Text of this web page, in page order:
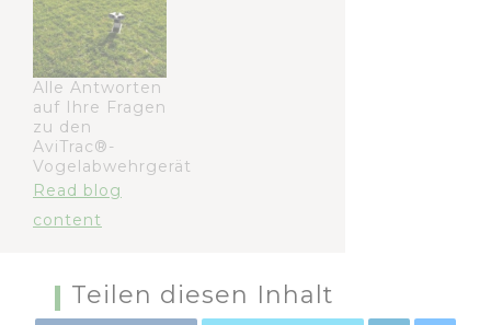
Alle Antworten
auf Ihre Fragen
zu den
AviTrac®-
Vogelabwehrgerät
Read blog
content
Teilen diesen Inhalt